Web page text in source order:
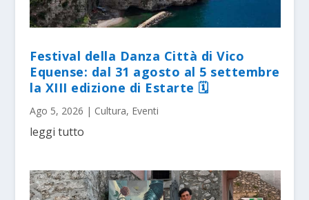
Festival della Danza Città di Vico
Equense: dal 31 agosto al 5 settembre
la XIII edizione di Estarte 🗓
Ago 5, 2026 | Cultura, Eventi
leggi tutto